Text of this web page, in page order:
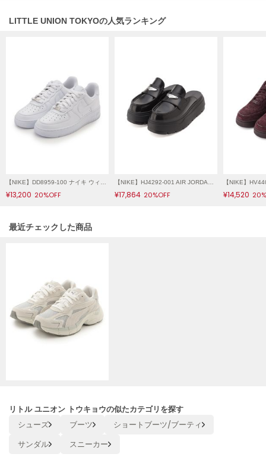
ジェラート ピケ キャットアンドドッグ
gelato pique Sleep
ジェラート ピケ スリープ
GRAMICCI
へノン
HUNTER
ハンター
KEEN
キーン
ル
ルコックスポルティフ
LITTLE UNION TOKYOの人気ランキング
【NIKE】DD8959-100 ナイキ ウィメンズ エア フォース 1 '07 Air Force 1
¥13,200 20%OFF
【NIKE】HJ4292-001 AIR JORDAN MULE エア ジョーダン ミュール
¥17,864 20%OFF ¥14,520
関連記事
最近チェックした商品
リトル ユニオン トウキョウの似たカテゴリを探す
シューズ ブーツ
ショートブーツ/ブーティ
サンダル
スニーカー